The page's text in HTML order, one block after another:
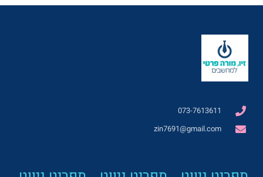
073-7613611
zin7691@gmail.com